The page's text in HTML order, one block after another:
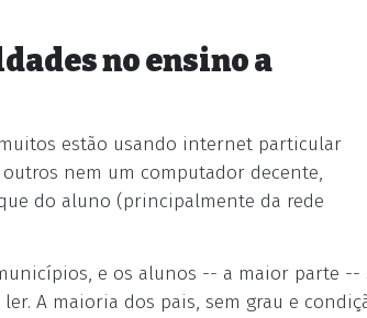
no ensino a
estão usando internet particular
nem um computador decente,
do aluno (principalmente da rede
e os alunos -- a maior parte --
A maioria dos pais, sem grau e